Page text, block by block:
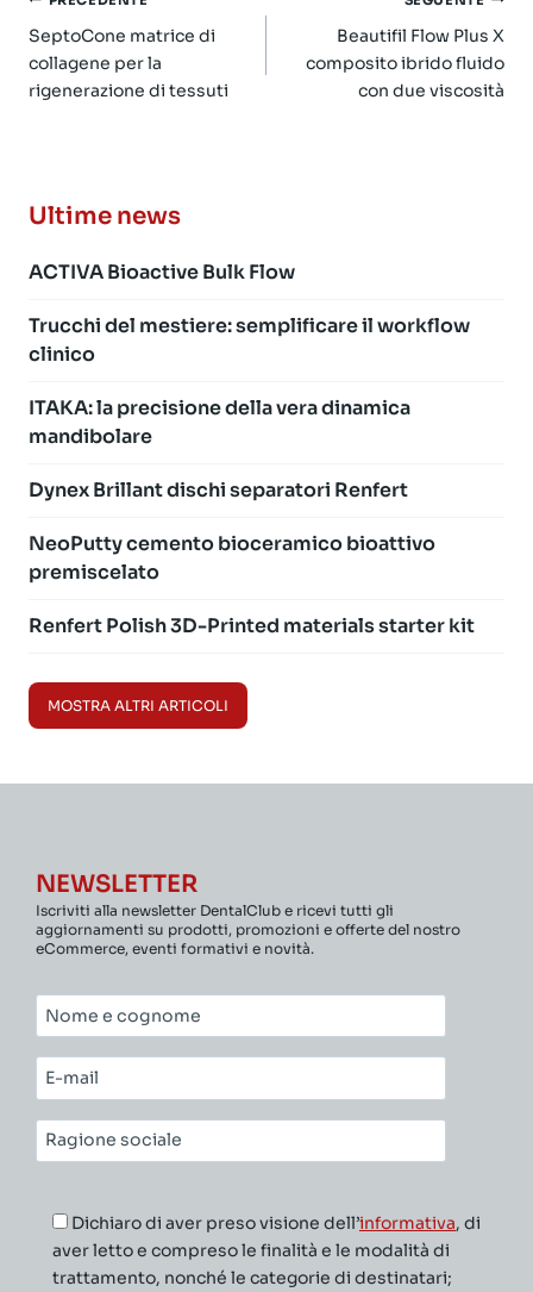
articoli
SeptoCone matrice di
collagene per la
rigenerazione di tessuti
Beautifil Flow Plus X
composito ibrido fluido
con due viscosità
Ultime news
ACTIVA Bioactive Bulk Flow
Trucchi del mestiere: semplificare il workflow
clinico
ITAKA: la precisione della vera dinamica
mandibolare
Dynex Brillant dischi separatori Renfert
NeoPutty cemento bioceramico bioattivo
premiscelato
Renfert Polish 3D-Printed materials starter kit
MOSTRA ALTRI ARTICOLI
NEWSLETTER
Iscriviti alla newsletter DentalClub e ricevi tutti gli
aggiornamenti su prodotti, promozioni e offerte del nostro
eCommerce, eventi formativi e novità.
Nome
e
cognome*
E-
mail*
Ragione
sociale*
Dichiaro di aver preso visione dell’informativa, di
aver letto e compreso le finalità e le modalità di
trattamento, nonché le categorie di destinatari;